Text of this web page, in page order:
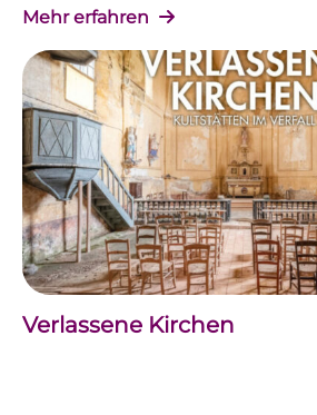
Mehr erfahren
Verlassene Kirchen